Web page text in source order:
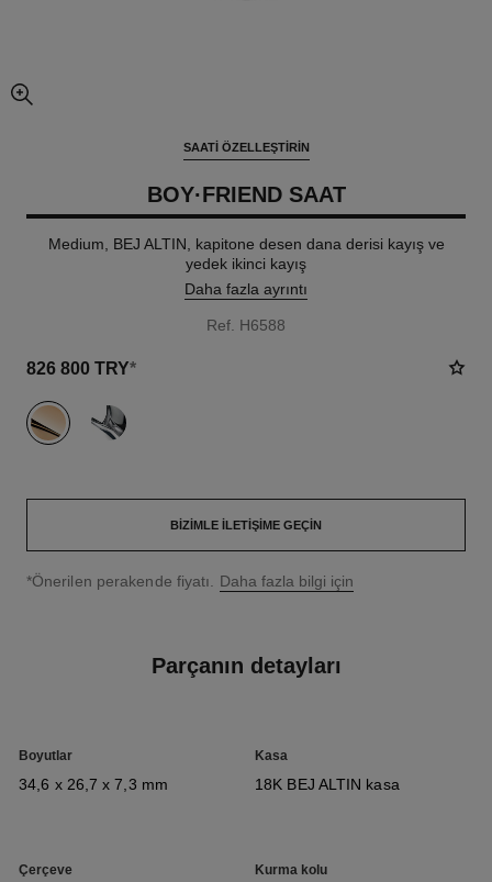
resmin büyütülmüş görünümü
SAATI ÖZELLEŞTIRIN
BOY·FRIEND SAAT
Medium, BEJ ALTIN, kapitone desen dana derisi kayış ve
yedek ikinci kayış
Daha fazla ayrıntı
Ref. H6588
826 800 TRY*
varyant
BIZIMLE İLETIŞIME GEÇIN
↩
*Önerilen perakende fiyatı. Daha fazla bilgi için
Parçanın detayları
Boyutlar
34,6 x 26,7 x 7,3 mm
Kasa
18K BEJ ALTIN kasa
Çerçeve Kurma kolu